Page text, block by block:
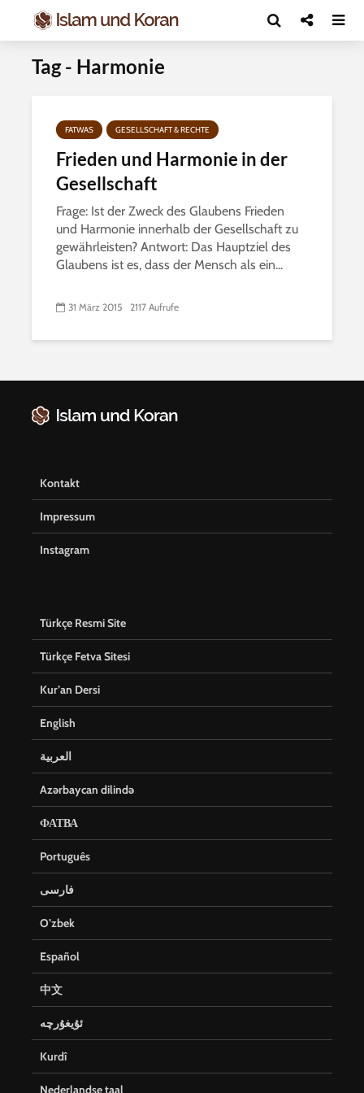
Tag - Harmonie
FATWAS GESELLSCHAFT & RECHTE
Frieden und Harmonie in der
Gesellschaft
Frage: Ist der Zweck des Glaubens Frieden
und Harmonie innerhalb der Gesellschaft zu
gewährleisten? Antwort: Das Hauptziel des
Glaubens ist es, dass der Mensch als ein...
31 März 2015 2117 Aufrufe
Kontakt
Impressum
Instagram
Türkçe Resmi Site
Türkçe Fetva Sitesi
Kur’an Dersi
English
العربية
Azərbaycan dilində
ФАТВА
Português
فارسی
O’zbek
Español
中文
ئۇيغۇرچە
Kurdî
Nederlandse taal